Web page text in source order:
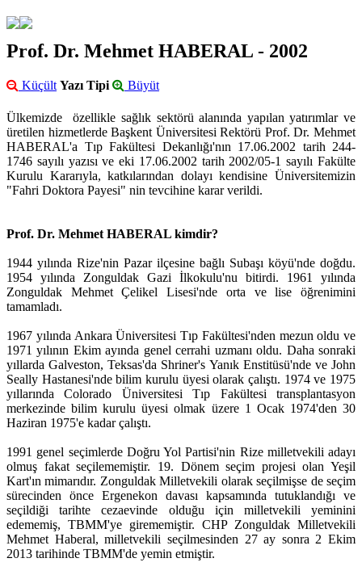
Prof. Dr. Mehmet HABERAL - 2002
Küçült Yazı Tipi Büyüt
Ülkemizde özellikle sağlık sektörü alanında yapılan yatırımlar ve
üretilen hizmetlerde Başkent Üniversitesi Rektörü Prof. Dr. Mehmet
HABERAL'a Tıp Fakültesi Dekanlığı'nın 17.06.2002 tarih 244-
1746 sayılı yazısı ve eki 17.06.2002 tarih 2002/05-1 sayılı Fakülte
Kurulu Kararıyla, katkılarından dolayı kendisine Üniversitemizin
"Fahri Doktora Payesi" nin tevcihine karar verildi.
Prof. Dr. Mehmet HABERAL kimdir?
1944 yılında Rize'nin Pazar ilçesine bağlı Subaşı köyü'nde doğdu.
1954 yılında Zonguldak Gazi İlkokulu'nu bitirdi. 1961 yılında
Zonguldak Mehmet Çelikel Lisesi'nde orta ve lise öğrenimini
tamamladı.
1967 yılında Ankara Üniversitesi Tıp Fakültesi'nden mezun oldu ve
1971 yılının Ekim ayında genel cerrahi uzmanı oldu. Daha sonraki
yıllarda Galveston, Teksas'da Shriner's Yanık Enstitüsü'nde ve John
Seally Hastanesi'nde bilim kurulu üyesi olarak çalıştı. 1974 ve 1975
yıllarında Colorado Üniversitesi Tıp Fakültesi transplantasyon
merkezinde bilim kurulu üyesi olmak üzere 1 Ocak 1974'den 30
Haziran 1975'e kadar çalıştı.
1991 genel seçimlerde Doğru Yol Partisi'nin Rize milletvekili adayı
olmuş fakat seçilememiştir. 19. Dönem seçim projesi olan Yeşil
Kart'ın mimarıdır. Zonguldak Milletvekili olarak seçilmişse de seçim
sürecinden önce Ergenekon davası kapsamında tutuklandığı ve
seçildiği tarihte cezaevinde olduğu için milletvekili yeminini
edememiş, TBMM'ye girememiştir. CHP Zonguldak Milletvekili
Mehmet Haberal, milletvekili seçilmesinden 27 ay sonra 2 Ekim
2013 tarihinde TBMM'de yemin etmiştir.